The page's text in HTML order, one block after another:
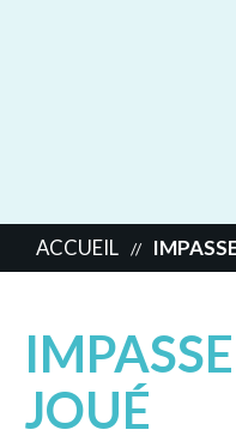
ACCUEIL //
JOUÉ